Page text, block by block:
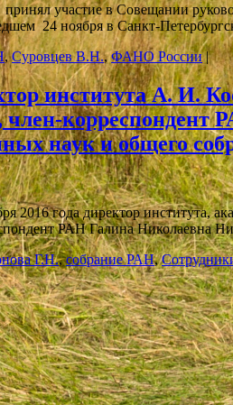
участие в Совещании
24 ноября в Санкт-
,Суровцев В.Н.,ФАНО России |
института А. И.
корреспондент
наук и общего
года директор института,
РАН Галина Николаевна
Г.Н.,собрание РАН,